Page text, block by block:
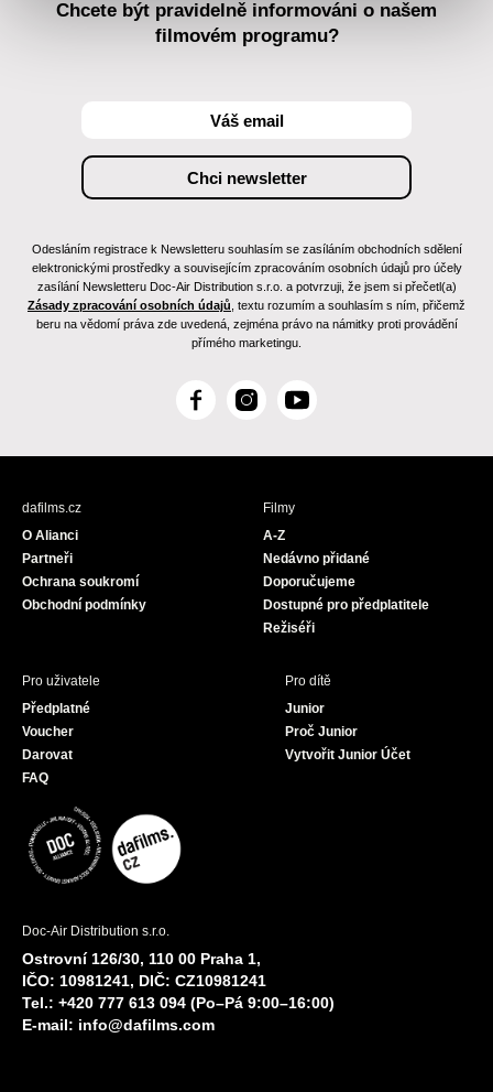
Chcete být pravidelně informováni o našem
filmovém programu?
Odesláním registrace k Newsletteru souhlasím se zasíláním obchodních sdělení
elektronickými prostředky a souvisejícím zpracováním osobních údajů pro účely
zasílání Newsletteru Doc-Air Distribution s.r.o. a potvrzuji, že jsem si přečetl(a)
Zásady zpracování osobních údajů , textu rozumím a souhlasím s ním, přičemž
beru na vědomí práva zde uvedená, zejména právo na námitky proti provádění
přímého marketingu.
F
c
I
s
Y
u
dafilms.cz
O Alianci
Partneři
Ochrana soukromí
Obchodní podmínky
Filmy
A-Z
Nedávno přidané
Doporučujeme
Dostupné pro předplatitele
Režiséři
Pro uživatele
Předplatné
Voucher
Darovat
FAQ
Pro dítě
Junior
Proč Junior
Vytvořit Junior Účet
Doc-Air Distribution s.r.o.
Ostrovní 126/30, 110 00 Praha 1,
IČO: 10981241, DIČ: CZ10981241
Tel.: +420 777 613 094 (Po–Pá 9:00–16:00)
E-mail: info@dafilms.com